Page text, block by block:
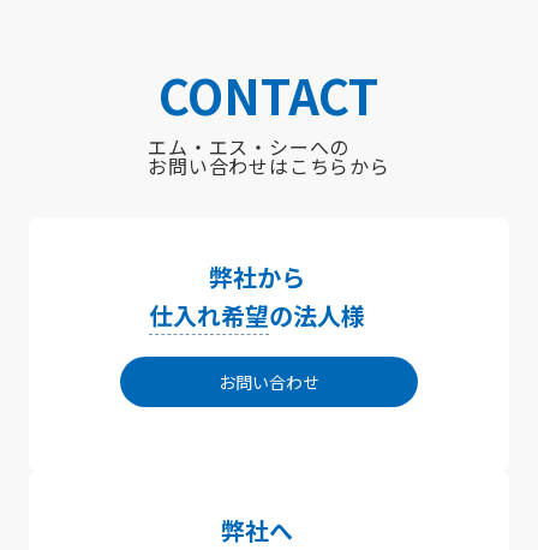
CONTACT
エム・エス・シーへの
お問い合わせはこちらから
弊社から
仕入れ希望の法人様
お問い合わせ
弊社へ